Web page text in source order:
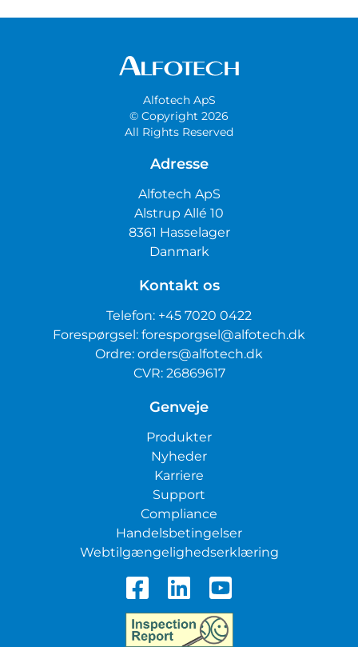
Alfotech ApS
© Copyright 2026
All Rights Reserved
Adresse
Alfotech ApS
Alstrup Allé 10
8361 Hasselager
Danmark
Kontakt os
Telefon: +45 7020 0422
Forespørgsel: foresporgsel@alfotech.dk
Ordre: orders@alfotech.dk
CVR: 26869617
Genveje
Produkter
Nyheder
Karriere
Support
Compliance
Handelsbetingelser
Webtilgængelighedserklæring